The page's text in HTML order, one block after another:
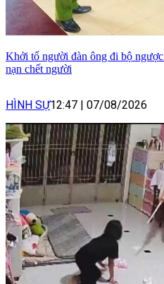
Khởi tố người đàn ông đi bộ
nạn chết người
HÌNH SỰ12:47 | 07/08/2026